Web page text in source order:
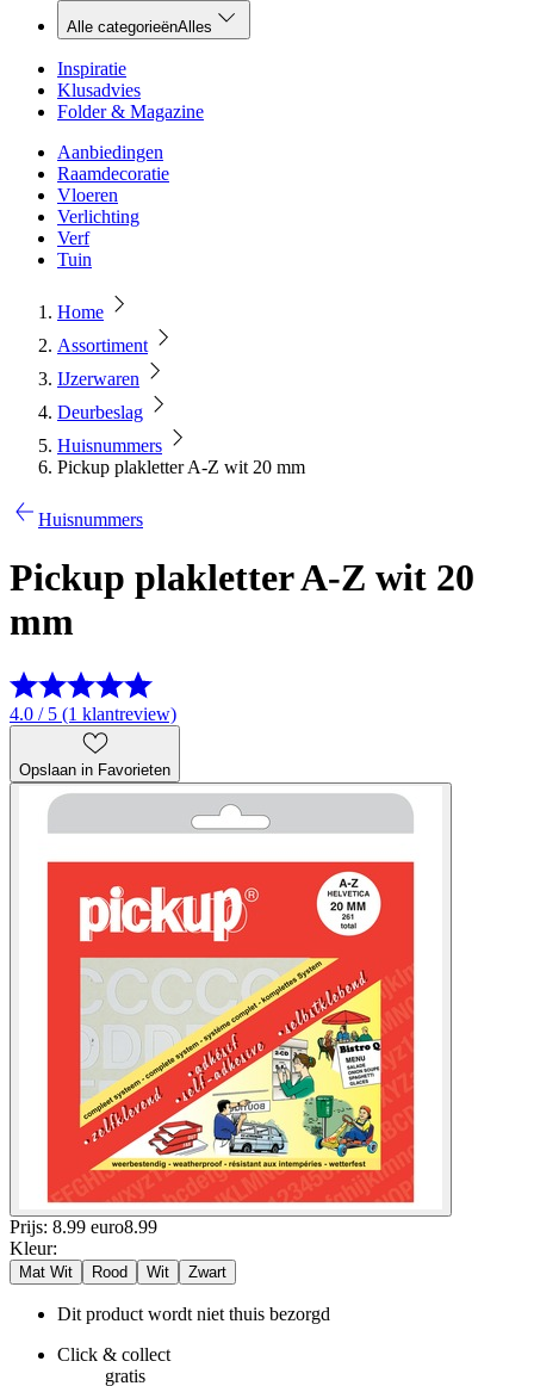
Alle categorieënAlles
Inspiratie
Klusadvies
Folder & Magazine
Aanbiedingen
Raamdecoratie
Vloeren
Verlichting
Verf
Tuin
Home
Assortiment
IJzerwaren
Deurbeslag
Huisnummers
Pickup plakletter A-Z wit 20 mm
Huisnummers
Pickup plakletter A-Z wit 20
mm
4.0 / 5 (1 klantreview)
Opslaan in Favorieten
Prijs: 8.99 euro8.99
Kleur:
Mat Wit Rood Wit Zwart
Dit product wordt niet thuis bezorgd
Click & collect
gratis